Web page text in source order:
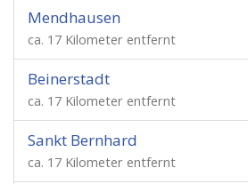
Mendhausen
ca. 17 Kilometer entfernt
Beinerstadt
ca. 17 Kilometer entfernt
Sankt Bernhard
ca. 17 Kilometer entfernt